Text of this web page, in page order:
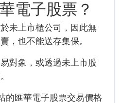
電子股票？
未上市櫃公司，因此無
，也不能送存集保。
對象，或透過未上市股
的匯華電子股票交易價格